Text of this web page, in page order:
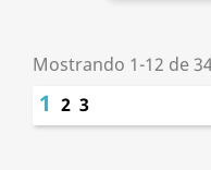
Mostrando 1-12 de
1 2 3